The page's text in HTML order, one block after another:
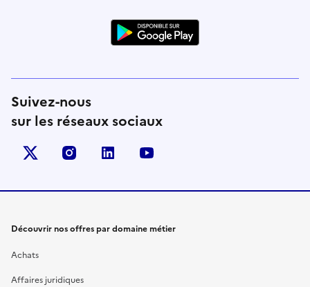
Suivez-nous
sur les réseaux sociaux
X (anciennement Twitter)
instagramlinkedin
Découvrir nos offres par domaine métier
Achats
Affaires juridiques